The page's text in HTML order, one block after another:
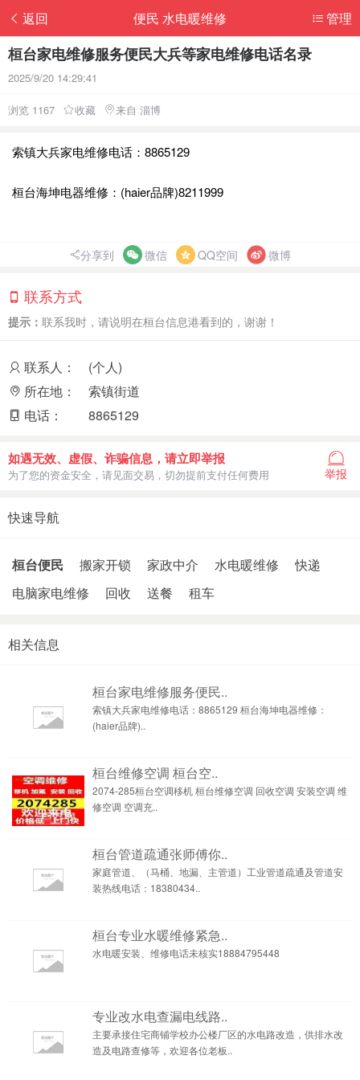
返回 管理
便民 水电暖维修
桓台家电维修服务便民大兵等家电维修电话名录
2025/9/20 14:29:41
浏览 1167 收藏 来自 淄博
索镇大兵家电维修电话：8865129
桓台海坤电器维修：(haier品牌)8211999
分享到 微信 QQ空间 微博
联系方式
提示： 联系我时，请说明在桓台信息港看到的，谢谢！
联系人：
(个人)
所在地：
索镇街道
电话：
8865129
如遇无效、虚假、诈骗信息，请立即举报
为了您的资金安全，请见面交易，切勿提前支付任何费用 举报
快速导航
桓台便民 搬家开锁 家政中介 水电暖维修
快递
电脑家电维修
回收 送餐 租车
相关信息
桓台家电维修服务便民..
索镇大兵家电维修电话：8865129 桓台海坤电器维修：
(haier品牌)..
桓台维修空调 桓台空..
2074-285桓台空调移机 桓台维修空调 回收空调 安装空调 维
修空调 空调充..
桓台管道疏通张师傅你..
家庭管道、（马桶、地漏、主管道）工业管道疏通及管道安
装热线电话：18380434..
桓台专业水暖维修紧急..
水电暖安装、维修电话未核实18884795448
专业改水电查漏电线路..
主要承接住宅商铺学校办公楼厂区的水电路改造，供排水改
造及电路查修等，欢迎各位老板..